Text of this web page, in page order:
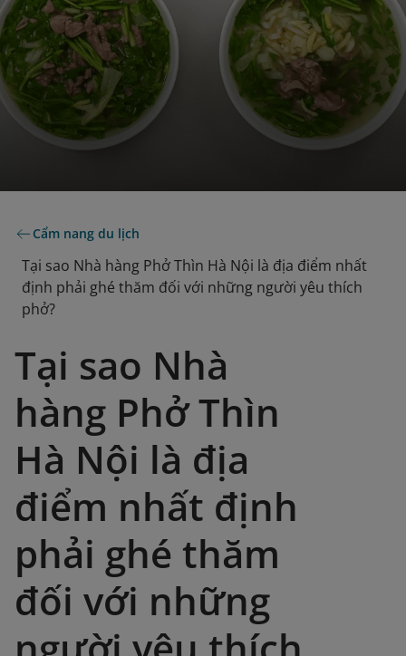
Cẩm nang du lịch
Tại sao Nhà hàng Phở Thìn Hà Nội là địa điểm nhất
định phải ghé thăm đối với những người yêu thích
phở?
Tại sao Nhà
hàng Phở Thìn
Hà Nội là địa
điểm nhất định
phải ghé thăm
đối với những